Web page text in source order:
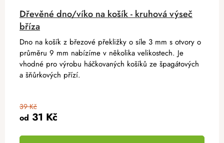
Dřevěné dno/víko na košík - kruhová výseč
bříza
od 31 Kč
39 Kč
Dno na košík z březové překližky o síle 3 mm s otvory o
průměru 9 mm nabízíme v několika velikostech. Je
vhodné pro výrobu háčkovaných košíků ze špagátových
a šňůrkových přízí.